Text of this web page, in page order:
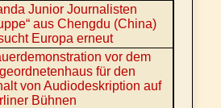
Junior Journalisten
aus Chengdu (China)
Europa erneut
vor dem
für den
von Audiodeskription auf
Bühnen